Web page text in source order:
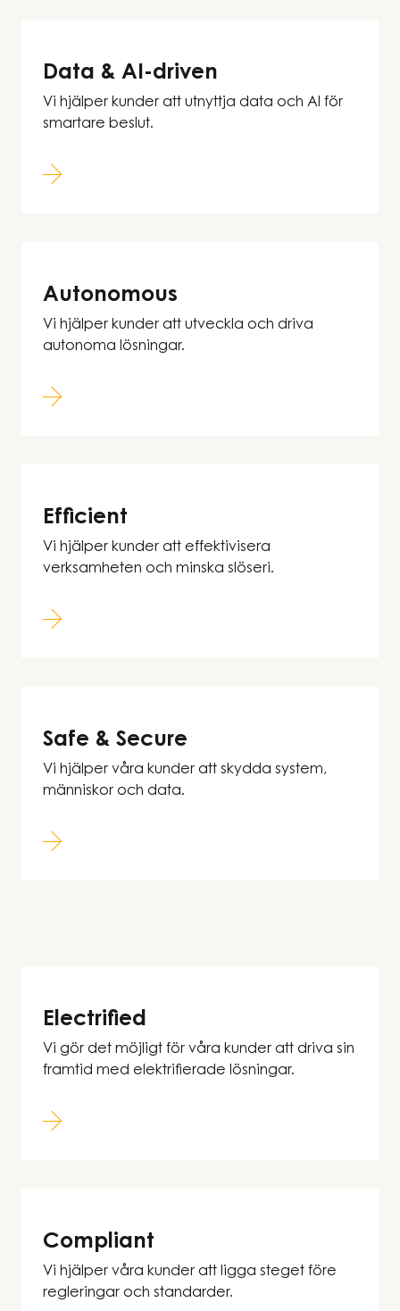
Data & AI-driven
Vi hjälper kunder att utnyttja data och AI för
smartare beslut.
Autonomous
Vi hjälper kunder att utveckla och driva
autonoma lösningar.
Efficient
Vi hjälper kunder att effektivisera
verksamheten och minska slöseri.
Safe & Secure
Vi hjälper våra kunder att skydda system,
människor och data.
Electrified
Vi gör det möjligt för våra kunder att driva sin
framtid med elektrifierade lösningar.
Compliant
Vi hjälper våra kunder att ligga steget före
regleringar och standarder.